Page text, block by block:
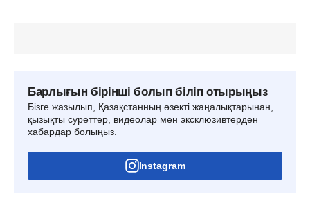
Барлығын бірінші болып біліп отырыңыз
Бізге жазылып, Қазақстанның өзекті жаңалықтарынан,
қызықты суреттер, видеолар мен эксклюзивтерден
хабардар болыңыз.
Instagram